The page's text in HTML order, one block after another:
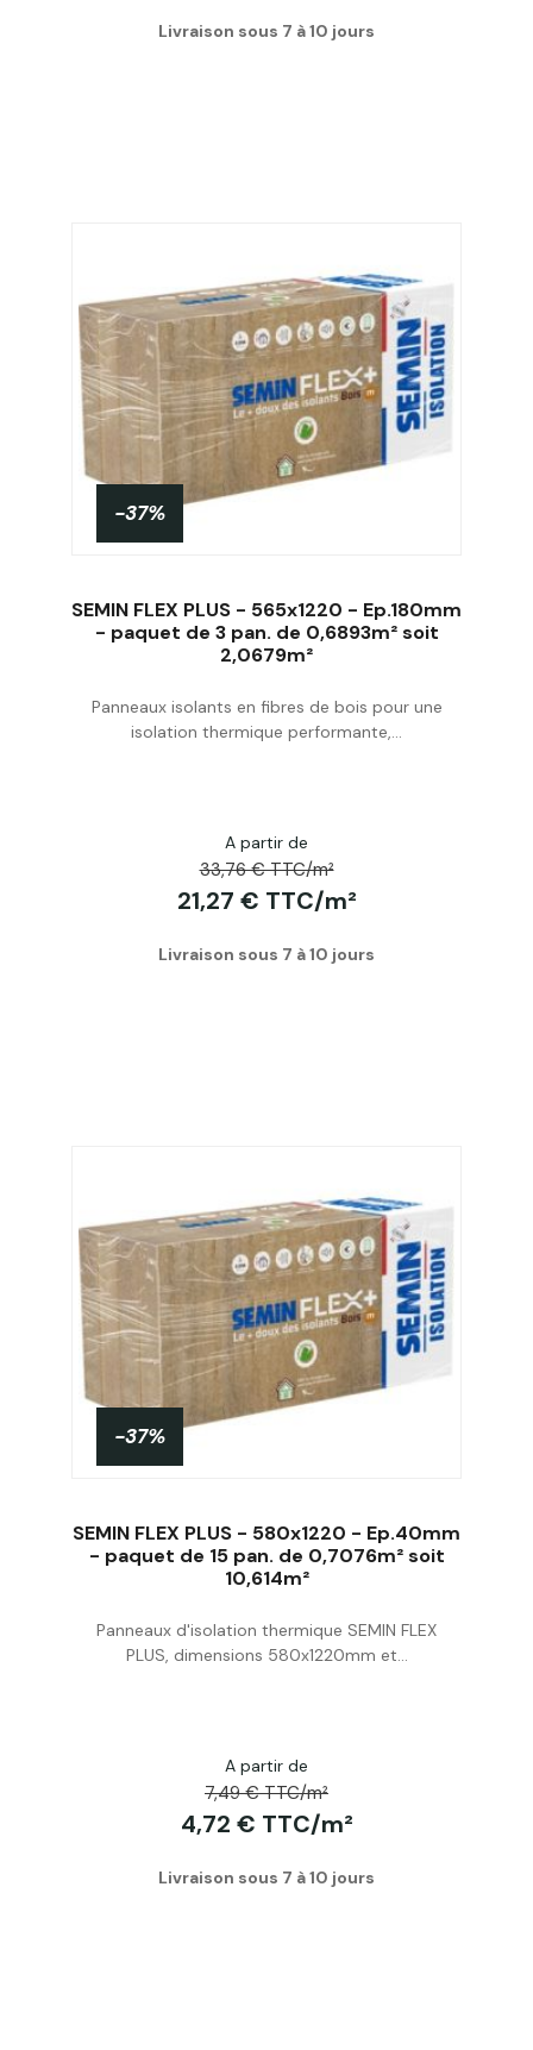
Livraison sous 7 à 10 jours
-37%
SEMIN FLEX PLUS - 565x1220 - Ep.180mm
- paquet de 3 pan. de 0,6893m² soit
2,0679m²
Panneaux isolants en fibres de bois pour une
isolation thermique performante,...
A partir de
33,76 € TTC/m²
21,27 € TTC/m²
Livraison sous 7 à 10 jours
-37%
SEMIN FLEX PLUS - 580x1220 - Ep.40mm
- paquet de 15 pan. de 0,7076m² soit
10,614m²
Panneaux d'isolation thermique SEMIN FLEX
PLUS, dimensions 580x1220mm et...
A partir de
7,49 € TTC/m²
4,72 € TTC/m²
Livraison sous 7 à 10 jours